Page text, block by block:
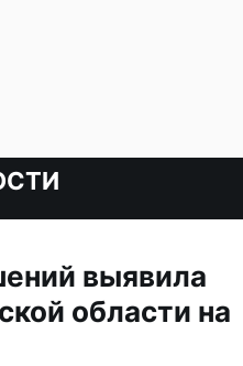
выявила
области на